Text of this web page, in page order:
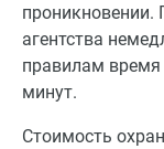
проникновении.
агентства
правилам
минут.
Стоимость